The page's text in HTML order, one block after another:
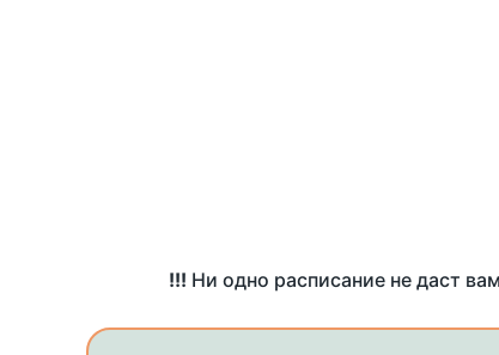
!!! Ни одно расписание не даст